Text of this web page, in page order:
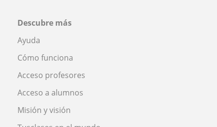
Descubre más
Ayuda
Cómo funciona
Acceso profesores
Acceso a alumnos
Misión y visión